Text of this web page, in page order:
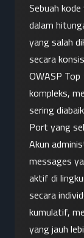
Sebuah
dalam
yang salah
secara
OWASP
kompleks,
sering
Port yang
Akun
messages
aktif di
secara
kumulatif,
yang jauh